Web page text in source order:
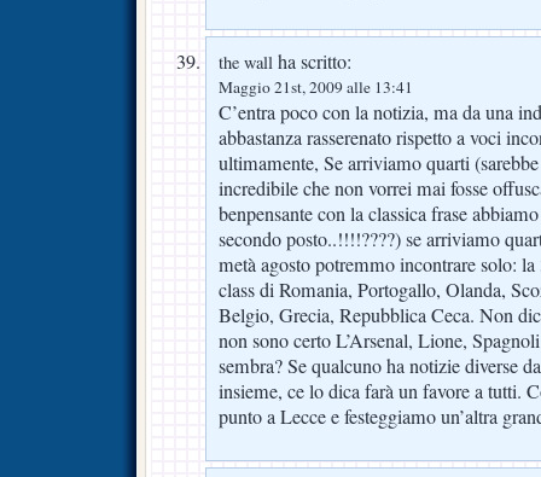
the wall ha scritto:
Maggio 21st, 2009 alle 13:41
C’entra poco con la notizia, ma da una
abbastanza rasserenato rispetto a voci
ultimamente, Se arriviamo quarti
incredibile che non vorrei mai fosse
benpensante con la classica frase
secondo posto..!!!!????) se arriviamo
metà agosto potremmo incontrare solo:
class di Romania, Portogallo, Olanda,
Belgio, Grecia, Repubblica Ceca. Non
non sono certo L’Arsenal, Lione,
sembra? Se qualcuno ha notizie diverse
insieme, ce lo dica farà un favore a tutti.
punto a Lecce e festeggiamo un’altra